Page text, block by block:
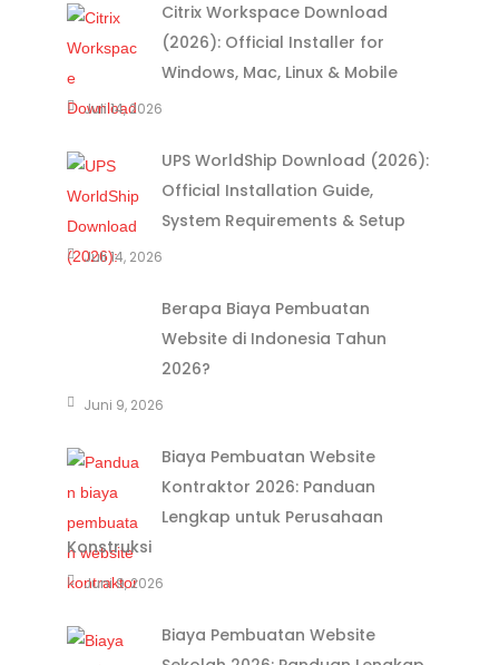
Citrix Workspace Download
(2026): Official Installer for
Windows, Mac, Linux & Mobile
Juli 14, 2026
UPS WorldShip Download (2026):
Official Installation Guide,
System Requirements & Setup
Juli 14, 2026
Berapa Biaya Pembuatan
Website di Indonesia Tahun
2026?
Juni 9, 2026
Biaya Pembuatan Website
Kontraktor 2026: Panduan
Lengkap untuk Perusahaan
Konstruksi
Juni 9, 2026
Biaya Pembuatan Website